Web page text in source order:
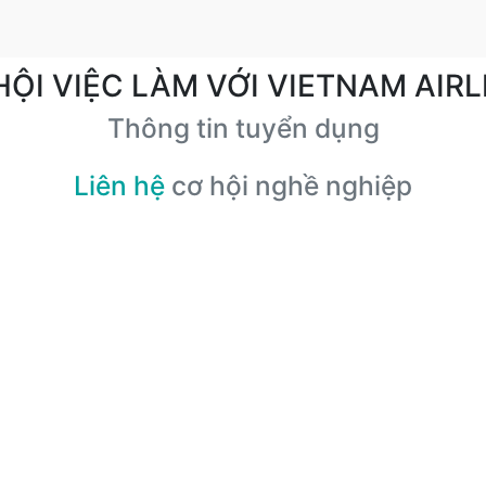
VIỆC LÀM VỚI VIETNAM
Thông tin tuyển dụng
Liên hệ cơ hội nghề nghiệp